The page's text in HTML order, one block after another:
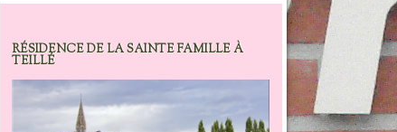
RÉSIDENCE DE LA SAINTE FAMILLE À
TEILLÉ